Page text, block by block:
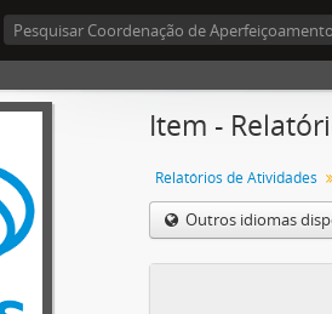
Item -
Relatórios de Atividades
Outros idiomas